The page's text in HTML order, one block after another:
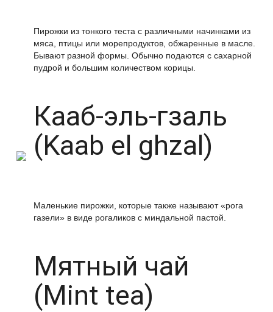
Пирожки из тонкого теста с различными начинками из
мяса, птицы или морепродуктов, обжаренные в масле.
Бывают разной формы. Обычно подаются с сахарной
пудрой и большим количеством корицы.
Кааб-эль-гзаль
(Kaab el ghzal)
Маленькие пирожки, которые также называют «рога
газели» в виде рогаликов с миндальной пастой.
Мятный чай
(Mint tea)